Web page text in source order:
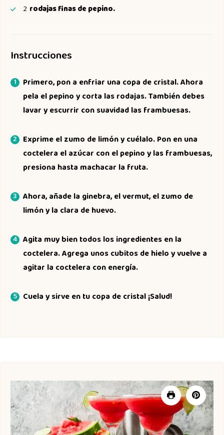
2 rodajas finas de pepino.
Instrucciones
Primero, pon a enfriar una copa de cristal. Ahora
pela el pepino y corta las rodajas. También debes
lavar y escurrir con suavidad las frambuesas.
Exprime el zumo de limón y cuélalo. Pon en una
coctelera el azúcar con el pepino y las frambuesas,
presiona hasta machacar la fruta.
Ahora, añade la ginebra, el vermut, el zumo de
limón y la clara de huevo.
Agita muy bien todos los ingredientes en la
coctelera. Agrega unos cubitos de hielo y vuelve a
agitar la coctelera con energía.
Cuela y sirve en tu copa de cristal ¡Salud!